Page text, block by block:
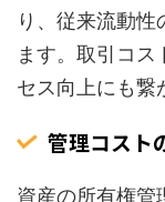
り、従来流動性
ます。取引コ
セス向上にも繋
管理コスト
資産の所有権管